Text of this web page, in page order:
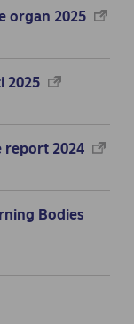
organ 2025
2025
report 2024
Bodies